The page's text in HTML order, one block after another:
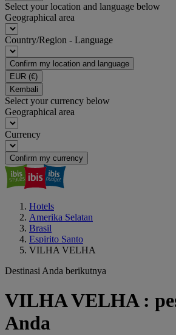
Select your location and language below
Geographical area
Country/Region - Language
Confirm my location and language
EUR (€)
Kembali
Select your currency below
Geographical area
Currency
Confirm my currency
Hotels
Amerika Selatan
Brasil
Espirito Santo
VILHA VELHA
Destinasi Anda berikutnya
VILHA VELHA :
Anda